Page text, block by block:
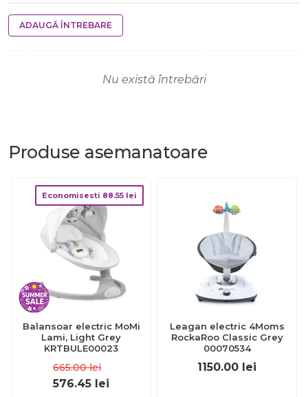
ADAUGĂ ÎNTREBARE
Nu există întrebări
Produse asemanatoare
Economisesti 88.55 lei
Balansoar electric MoMi
Lami, Light Grey
KRTBULE00023
665.00 lei
576.45 lei
Leagan electric 4Moms
RockaRoo Classic Grey
00070534
1150.00 lei